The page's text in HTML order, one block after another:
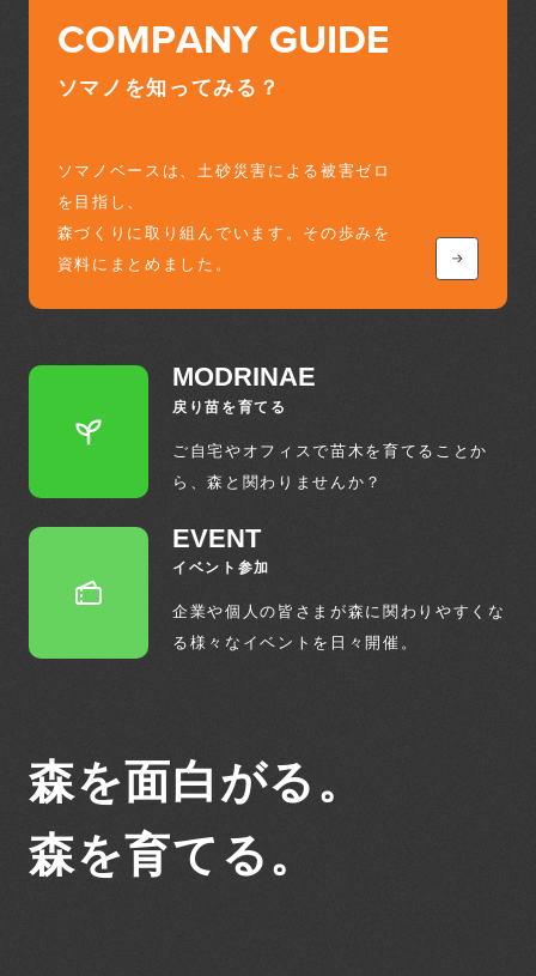
COMPANY GUIDE
ソマノを知ってみる？
ソマノベースは、土砂災害による被害ゼロ
を目指し、
森づくりに取り組んでいます。その歩みを
資料にまとめました。
MODRINAE
戻り苗を育てる
ご自宅やオフィスで苗木を育てることか
ら、森と関わりませんか？
EVENT
イベント参加
企業や個人の皆さまが森に関わりやすくな
る 様々なイベントを日々開催。
森を面白がる。
森を育てる。